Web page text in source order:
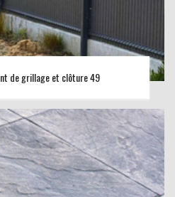
de grillage et clôture 49